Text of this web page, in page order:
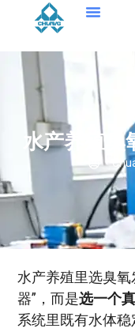
水产养殖臭
水产养殖里选臭
器”，而是选一个
系统里既有水体